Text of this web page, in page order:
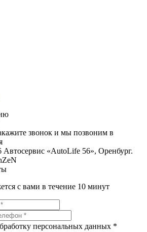
звонок и мы позвоним в
«AutoLife 56», Оренбург.
с вами в течение 10 минут
персональных данных *